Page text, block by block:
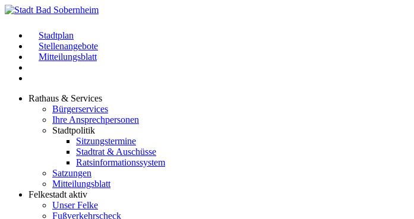
Stadtplan
Stellenangebote
Mitteilungsblatt
Rathaus & Services
Bürgerservices
Ihre Ansprechpersonen
Stadtpolitik
Sitzungstermine
Stadtrat & Auschüsse
Ratsinformationssystem
Satzungen
Mitteilungsblatt
Felkestadt aktiv
Unser Felke
Fußverkehrscheck